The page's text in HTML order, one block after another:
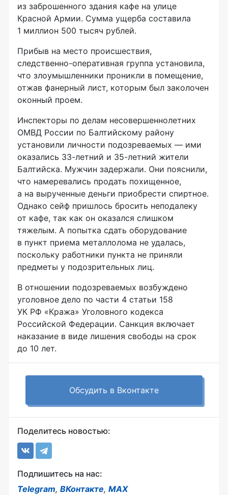
из заброшенного здания кафе на улице
Красной Армии. Сумма ущерба составила
1 миллион 500 тысяч рублей.
Прибыв на место происшествия,
следственно-оперативная группа установила,
что злоумышленники проникли в помещение,
отжав фанерный лист, которым был заколочен
оконный проем.
Инспекторы по делам несовершеннолетних
ОМВД России по Балтийскому району
установили личности подозреваемых — ими
оказались 33-летний и 35-летний жители
Балтийска. Мужчин задержали. Они пояснили,
что намеревались продать похищенное,
а на вырученные деньги приобрести спиртное.
Однако сейф пришлось бросить неподалеку
от кафе, так как он оказался слишком
тяжелым. А попытка сдать оборудование
в пункт приема металлолома не удалась,
поскольку работники пункта не приняли
предметы у подозрительных лиц.
В отношении подозреваемых возбуждено
уголовное дело по части 4 статьи 158
УК РФ «Кража» Уголовного кодекса
Российской Федерации. Санкция включает
наказание в виде лишения свободы на срок
до 10 лет.
Обсудить в Вконтакте
Поделитесь новостью:
Подпишитесь на нас:
Telegram, ВКонтакте, MAX